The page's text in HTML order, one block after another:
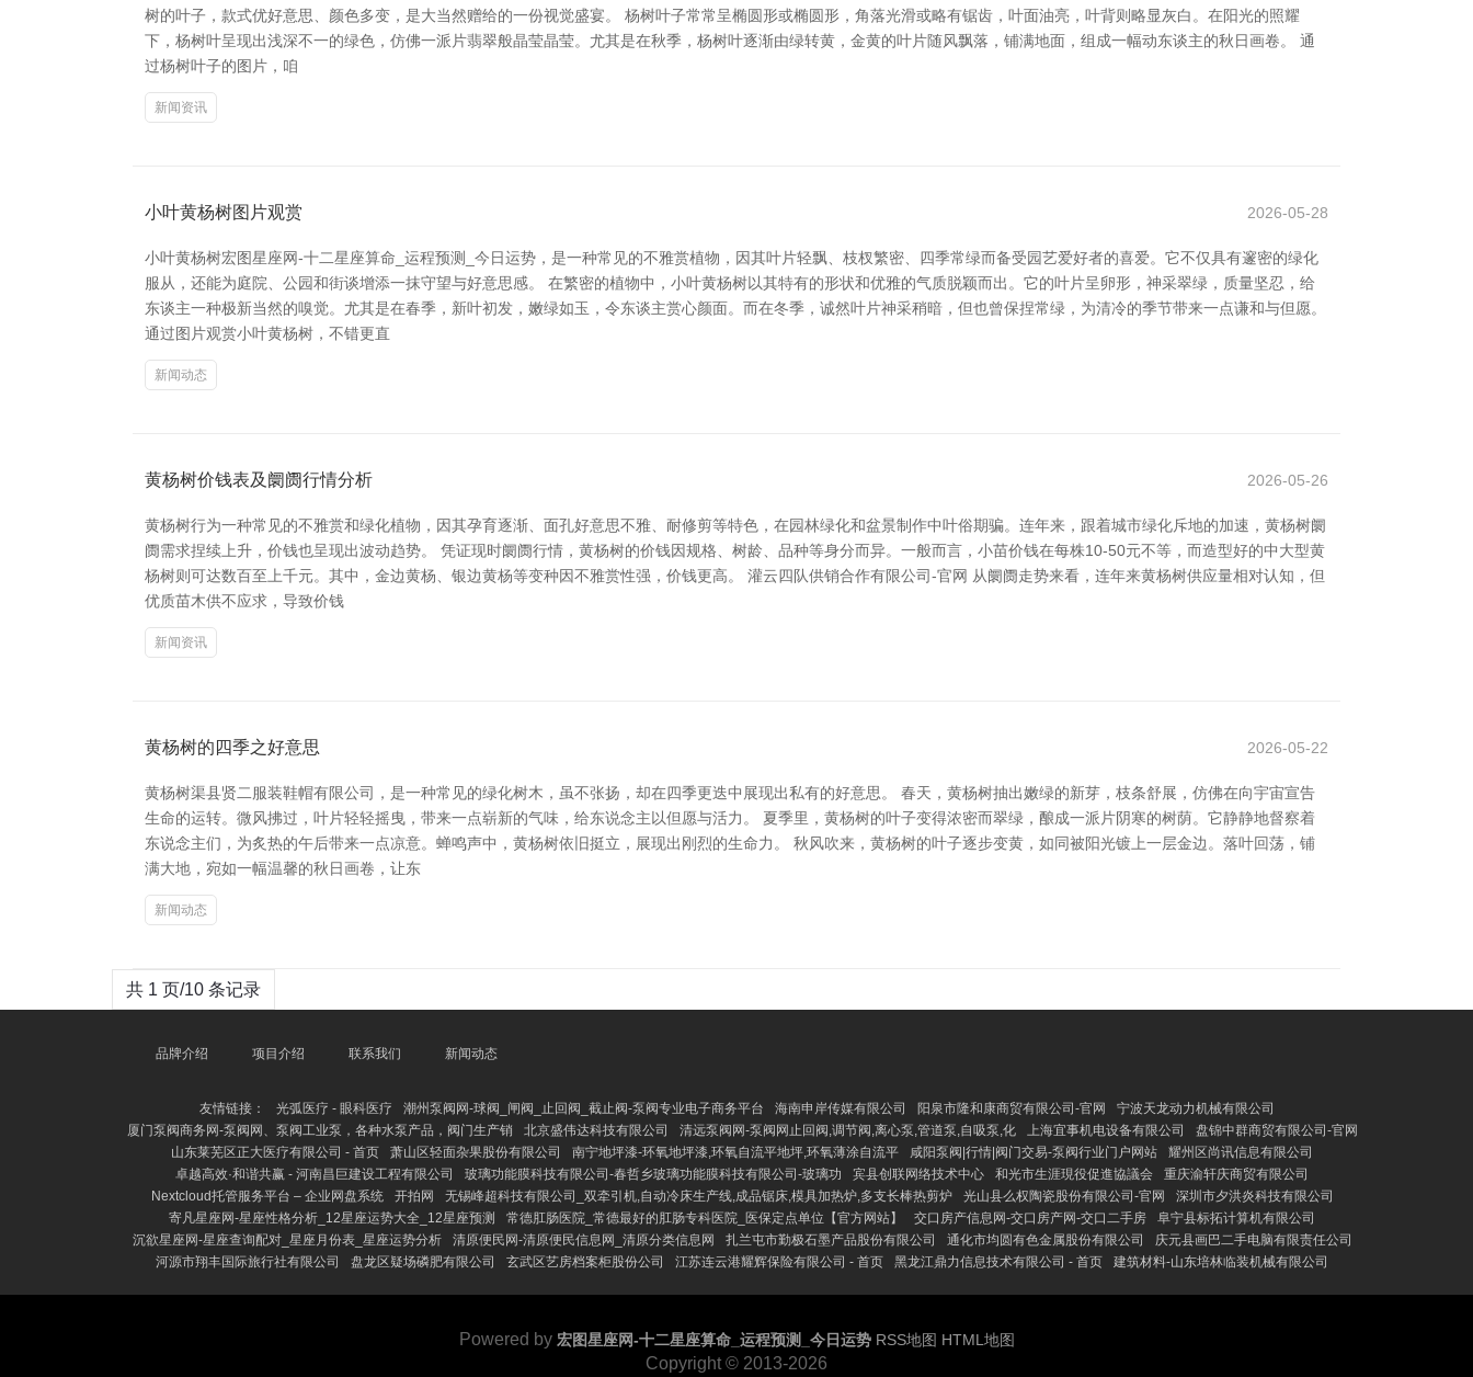
树的叶子，款式优好意思、颜色多变，是大当然赠给的一份视觉盛宴。 杨树叶子常常呈椭圆形或椭圆形，角落光滑或略有锯齿，叶面油亮，叶背则略显灰白。在阳光的照耀
下，杨树叶呈现出浅深不一的绿色，仿佛一派片翡翠般晶莹晶莹。尤其是在秋季，杨树叶逐渐由绿转黄，金黄的叶片随风飘落，铺满地面，组成一幅动东谈主的秋日画卷。 通
过杨树叶子的图片，咱
新闻资讯
小叶黄杨树图片观赏 2026-05-28
小叶黄杨树宏图星座网-十二星座算命_运程预测_今日运势，是一种常见的不雅赏植物，因其叶片轻飘、枝杈繁密、四季常绿而备受园艺爱好者的喜爱。它不仅具有邃密的绿化
服从，还能为庭院、公园和街谈增添一抹守望与好意思感。 在繁密的植物中，小叶黄杨树以其特有的形状和优雅的气质脱颖而出。它的叶片呈卵形，神采翠绿，质量坚忍，给
东谈主一种极新当然的嗅觉。尤其是在春季，新叶初发，嫩绿如玉，令东谈主赏心颜面。而在冬季，诚然叶片神采稍暗，但也曾保捏常绿，为清冷的季节带来一点谦和与但愿。
通过图片观赏小叶黄杨树，不错更直
新闻动态
黄杨树价钱表及阛阓行情分析 2026-05-26
黄杨树行为一种常见的不雅赏和绿化植物，因其孕育逐渐、面孔好意思不雅、耐修剪等特色，在园林绿化和盆景制作中叶俗期骗。连年来，跟着城市绿化斥地的加速，黄杨树阛
阓需求捏续上升，价钱也呈现出波动趋势。 凭证现时阛阓行情，黄杨树的价钱因规格、树龄、品种等身分而异。一般而言，小苗价钱在每株10-50元不等，而造型好的中大型黄
杨树则可达数百至上千元。其中，金边黄杨、银边黄杨等变种因不雅赏性强，价钱更高。 灌云四队供销合作有限公司-官网 从阛阓走势来看，连年来黄杨树供应量相对认知，但
优质苗木供不应求，导致价钱
新闻资讯
黄杨树的四季之好意思 2026-05-22
黄杨树渠县贤二服装鞋帽有限公司，是一种常见的绿化树木，虽不张扬，却在四季更迭中展现出私有的好意思。 春天，黄杨树抽出嫩绿的新芽，枝条舒展，仿佛在向宇宙宣告
生命的运转。微风拂过，叶片轻轻摇曳，带来一点崭新的气味，给东说念主以但愿与活力。 夏季里，黄杨树的叶子变得浓密而翠绿，酿成一派片阴寒的树荫。它静静地督察着
东说念主们，为炙热的午后带来一点凉意。蝉鸣声中，黄杨树依旧挺立，展现出刚烈的生命力。 秋风吹来，黄杨树的叶子逐步变黄，如同被阳光镀上一层金边。落叶回荡，铺
满大地，宛如一幅温馨的秋日画卷，让东
新闻动态
共 1 页/10 条记录
品牌介绍 项目介绍 联系我们 新闻动态
友情链接： 光弧医疗 - 眼科医疗 潮州泵阀网-球阀_闸阀_止回阀_截止阀-泵阀专业电子商务平台 海南申岸传媒有限公司 阳泉市隆和康商贸有限公司-官网
宁波天龙动力机械有限公司
厦门泵阀商务网-泵阀网、泵阀工业泵，各种水泵产品，阀门生产销
北京盛伟达科技有限公司 清远泵阀网-泵阀网止回阀,调节阀,离心泵,管道泵,自吸泵,化 上海宜事机电设备有限公司
盘锦中群商贸有限公司-官网
山东莱芜区正大医疗有限公司 - 首页
萧山区轻面杂果股份有限公司 南宁地坪漆-环氧地坪漆,环氧自流平地坪,环氧薄涂自流平 咸阳泵阀|行情|阀门交易-泵阀行业门户网站
耀州区尚讯信息有限公司
卓越高效·和谐共赢 - 河南昌巨建设工程有限公司
玻璃功能膜科技有限公司-春哲乡玻璃功能膜科技有限公司-玻璃功 宾县创联网络技术中心 和光市生涯現役促進協議会
重庆渝轩庆商贸有限公司
Nextcloud托管服务平台 – 企业网盘系统
开拍网 无锡峰超科技有限公司_双牵引机,自动冷床生产线,成品锯床,模具加热炉,多支长棒热剪炉 光山县么权陶瓷股份有限公司-官网
深圳市夕洪炎科技有限公司
寄凡星座网-星座性格分析_12星座运势大全_12星座预测
常德肛肠医院_常德最好的肛肠专科医院_医保定点单位【官方网站】 交口房产信息网-交口房产网-交口二手房
阜宁县标拓计算机有限公司
沉欲星座网-星座查询配对_星座月份表_星座运势分析
清原便民网-清原便民信息网_清原分类信息网 扎兰屯市勤极石墨产品股份有限公司 通化市均圆有色金属股份有限公司
庆元县画巴二手电脑有限责任公司
河源市翔丰国际旅行社有限公司
盘龙区疑场磷肥有限公司 玄武区艺房档案柜股份公司 江苏连云港耀辉保险有限公司 - 首页 黑龙江鼎力信息技术有限公司 - 首页 建筑材料-山东培林临装机械有限公司
Powered by 宏图星座网-十二星座算命_运程预测_今日运势 RSS地图 HTML地图
Copyright © 2013-2026